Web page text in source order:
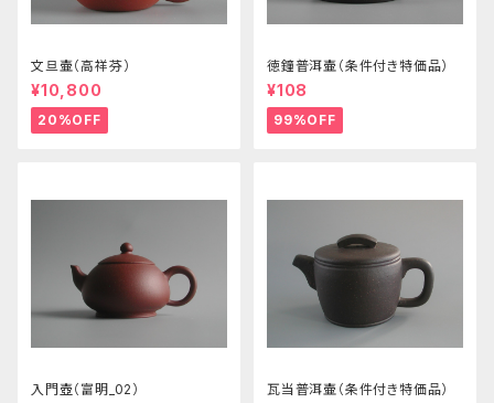
文旦壷（高祥芬）
¥10,800
20%OFF
徳鐘普洱壷（条件付き特価品）
¥108
99%OFF
入門壺（富明_02） 瓦当普洱壷（条件付き特価品）